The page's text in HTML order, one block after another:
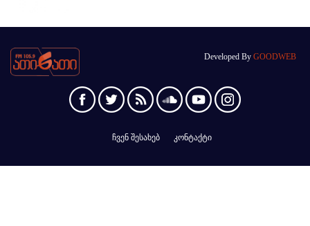
Developed By GOODWEB
ჩვენ შესახებ კონტაქტი